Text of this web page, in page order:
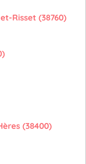
Risset (38760)
(38400)